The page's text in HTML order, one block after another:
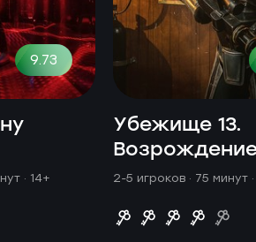
9.73
· 14+
Убежище 13.
2-5 игроков · 75 минут